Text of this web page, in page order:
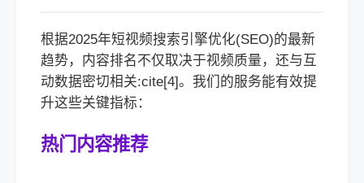
根据2025年短视频搜索引擎优化(SEO)的最新
趋势，内容排名不仅取决于视频质量，还与互
动数据密切相关:cite[4]。我们的服务能有效提
升这些关键指标：
热门内容推荐